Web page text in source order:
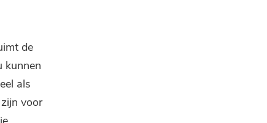
de
kunnen
als
voor